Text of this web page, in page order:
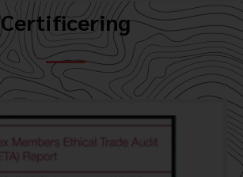
Certificering